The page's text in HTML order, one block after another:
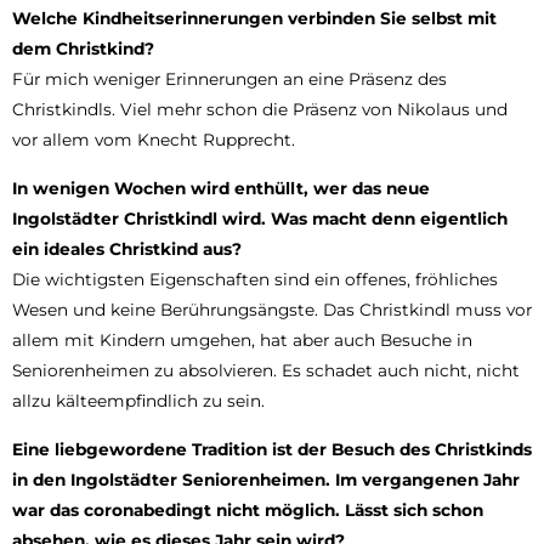
Welche Kindheitserinnerungen verbinden Sie selbst mit
dem Christkind?
Für mich weniger Erinnerungen an eine Präsenz des
Christkindls. Viel mehr schon die Präsenz von Nikolaus und
vor allem vom Knecht Rupprecht.
In wenigen Wochen wird enthüllt, wer das neue
Ingolstädter Christkindl wird. Was macht denn eigentlich
ein ideales Christkind aus?
Die wichtigsten Eigenschaften sind ein offenes, fröhliches
Wesen und keine Berührungsängste. Das Christkindl muss vor
allem mit Kindern umgehen, hat aber auch Besuche in
Seniorenheimen zu absolvieren. Es schadet auch nicht, nicht
allzu kälteempfindlich zu sein.
Eine liebgewordene Tradition ist der Besuch des Christkinds
in den Ingolstädter Seniorenheimen. Im vergangenen Jahr
war das coronabedingt nicht möglich. Lässt sich schon